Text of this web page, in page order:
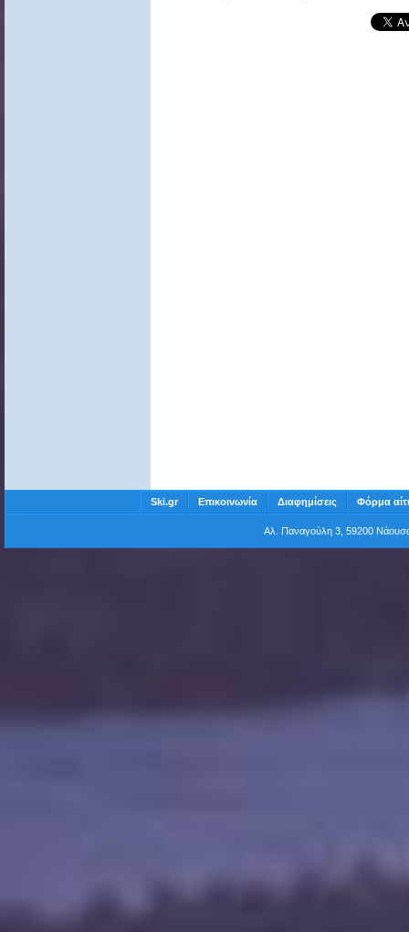
Ski.gr Επικοινωνία Διαφημίσεις Φόρμα
Αλ. Παναγούλη 3, 59200